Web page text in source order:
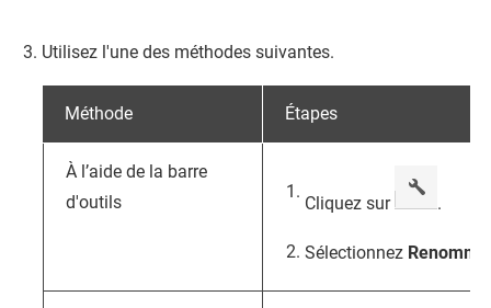
Utilisez l'une des méthodes suivantes.
Méthode Étapes
À l’aide de la barre
d'outils
Cliquez sur .
Sélectionnez